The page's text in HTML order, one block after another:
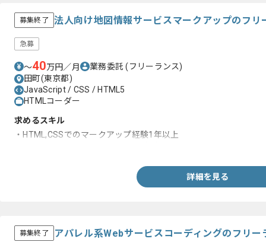
募集終了 法人向け地図情報サービスマークアップのフリ
急募
〜40万円／月 業務委託(フリーランス)
田町(東京都)
JavaScript / CSS / HTML5
HTMLコーダー
求めるスキル
・HTML,CSSでのマークアップ経験1年以上
詳細を見る
募集終了 アパレル系Webサービスコーディングのフリー